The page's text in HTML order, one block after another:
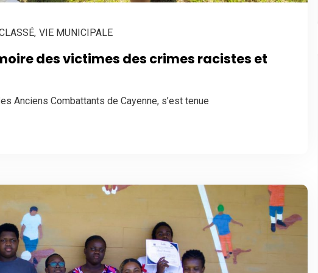
, VIE MUNICIPALE
des victimes des crimes racistes et
Anciens Combattants de Cayenne, s’est tenue